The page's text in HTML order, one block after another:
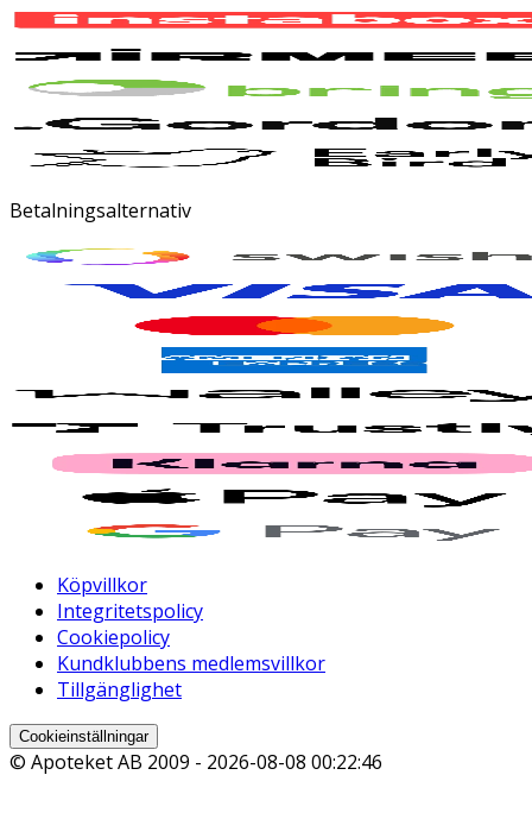
Betalningsalternativ
Köpvillkor
Integritetspolicy
Cookiepolicy
Kundklubbens medlemsvillkor
Tillgänglighet
Cookieinställningar
© Apoteket AB 2009 - 2026-08-08 00:22:46